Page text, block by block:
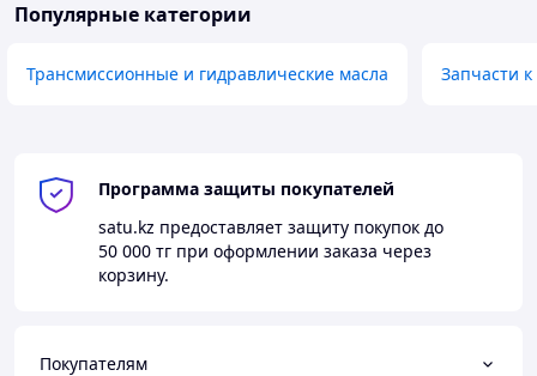
Популярные категории
Трансмиссионные и гидравлические масла Запчасти
Программа защиты покупателей
satu.kz предоставляет защиту покупок до
50 000 тг при оформлении заказа через
корзину.
Покупателям